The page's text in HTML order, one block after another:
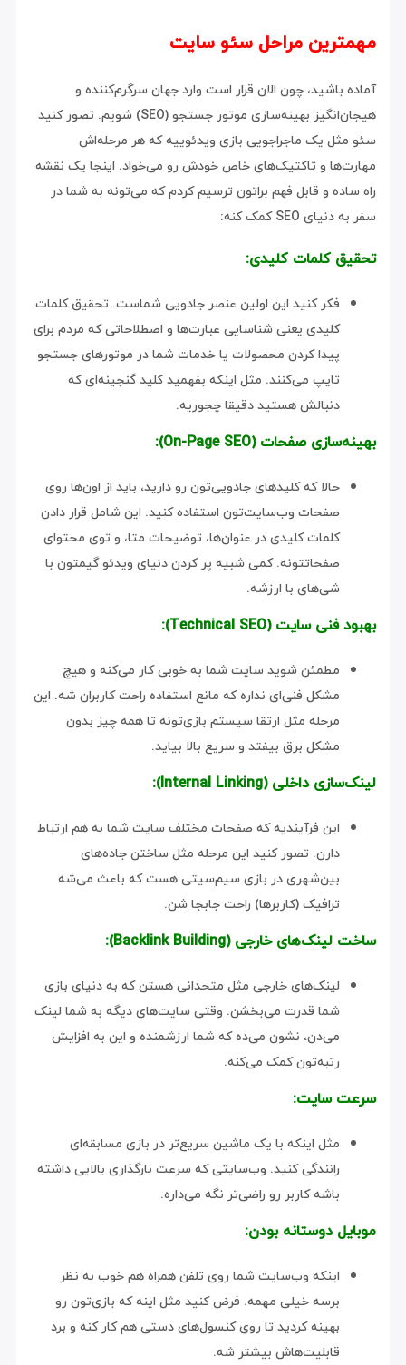
مهمترین مراحل سئو سایت
آماده باشید، چون الان قرار است وارد جهان سرگرم‌کننده و
هیجان‌انگیز بهینه‌سازی موتور جستجو (SEO) شویم. تصور کنید
سئو مثل یک ماجراجویی بازی ویدئوییه که هر مرحله‌اش
مهارت‌ها و تاکتیک‌های خاص خودش رو می‌خواد. اینجا یک نقشه
راه ساده و قابل فهم براتون ترسیم کردم که می‌تونه به شما در
سفر به دنیای SEO کمک کنه:
تحقیق کلمات کلیدی:
فکر کنید این اولین عنصر جادویی شماست. تحقیق کلمات
کلیدی یعنی شناسایی عبارت‌ها و اصطلاحاتی که مردم برای
پیدا کردن محصولات یا خدمات شما در موتورهای جستجو
تایپ می‌کنند. مثل اینکه بفهمید کلید گنجینه‌ای که
دنبالش هستید دقیقا چجوریه.
بهینه‌سازی صفحات (On-Page SEO):
حالا که کلیدهای جادویی‌تون رو دارید، باید از اون‌ها روی
صفحات وب‌سایت‌تون استفاده کنید. این شامل قرار دادن
کلمات کلیدی در عنوان‌ها، توضیحات متا، و توی محتوای
صفحاتتونه. کمی شبیه پر کردن دنیای ویدئو گیمتون با
شی‌های با ارزشه.
بهبود فنی سایت (Technical SEO):
مطمئن شوید سایت شما به خوبی کار می‌کنه و هیچ
مشکل فنی‌اى نداره که مانع استفاده راحت کاربران شه. این
مرحله مثل ارتقا سیستم بازی‌تونه تا همه چیز بدون
مشکل برق بیفتد و سریع بالا بیاید.
لینک‌سازی داخلی (Internal Linking):
این فرآیندیه که صفحات مختلف سایت شما به هم ارتباط
دارن. تصور کنید این مرحله مثل ساختن جاده‌های
بین‌شهری در بازی سیم‌سیتی هست که باعث می‌شه
ترافیک (کاربرها) راحت جابجا شن.
ساخت لینک‌های خارجی (Backlink Building):
لینک‌های خارجی مثل متحدانی هستن که به دنیای بازی
شما قدرت می‌بخشن. وقتی سایت‌های دیگه به شما لینک
می‌دن، نشون می‌ده که شما ارزشمنده و این به افزایش
رتبه‌تون کمک می‌کنه.
سرعت سایت:
مثل اینکه با یک ماشین سریع‌تر در بازی مسابقه‌ای
رانندگی کنید. وب‌سایتی که سرعت بارگذاری بالایی داشته
باشه کاربر رو راضی‌تر نگه می‌داره.
موبایل دوستانه بودن:
اینکه وب‌سایت شما روی تلفن همراه هم خوب به نظر
برسه خیلی مهمه. فرض کنید مثل اینه که بازی‌تون رو
بهینه کردید تا روی کنسول‌های دستی هم کار کنه و برد
قابلیت‌هاش بیشتر شه.